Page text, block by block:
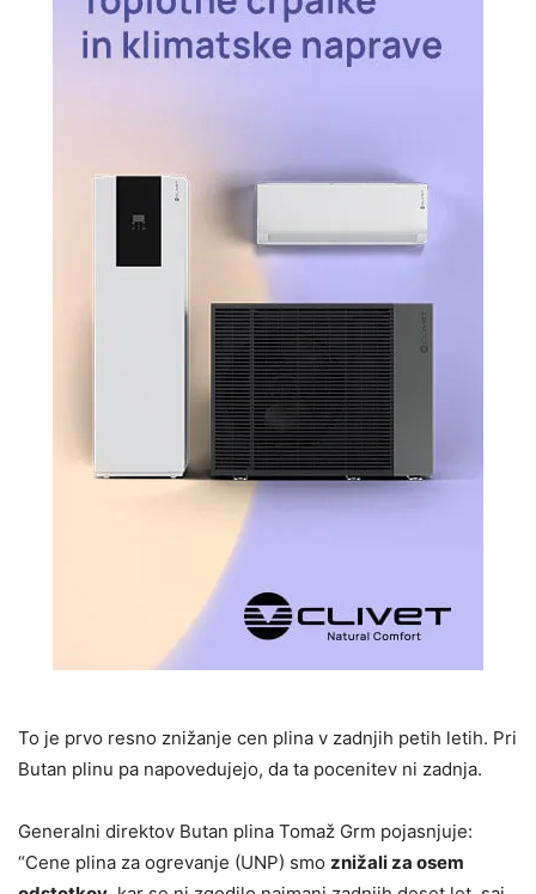
To je prvo resno znižanje cen plina v zadnjih petih letih. Pri
Butan plinu pa napovedujejo, da ta pocenitev ni zadnja.
Generalni direktov Butan plina Tomaž Grm pojasnjuje:
“Cene plina za ogrevanje (UNP) smo znižali za osem